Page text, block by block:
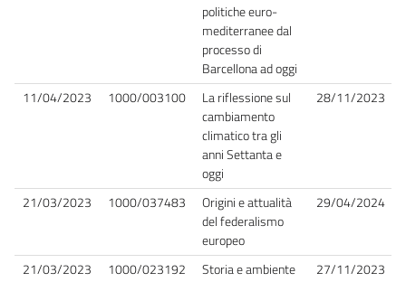
politiche euro-
mediterranee dal
processo di
Barcellona ad oggi
11/04/2023 1000/003100
La riflessione sul
cambiamento
climatico tra gli
anni Settanta e
oggi
28/11/2023
21/03/2023 1000/037483
Origini e attualità
del federalismo
europeo
29/04/2024
21/03/2023 1000/023192
Storia e ambiente
27/11/2023